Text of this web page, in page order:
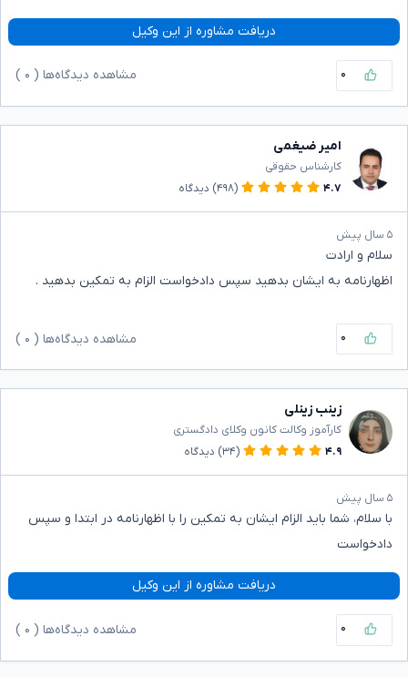
دریافت مشاوره از این وکیل
۰ مشاهده دیدگاه‌ها ( ۰
امیر ضیغمی
کارشناس حقوقی
۴.۷
(۴۹۸) دیدگاه
۵ سال پیش
سلام و ارادت
اظهارنامه به ایشان بدهید سپس دادخواست الزام به تمکین بدهید .
۰ مشاهده دیدگاه‌ها ( ۰
زینب زینلی
کارآموز وکالت کانون وکلای دادگستری
۴.۹
(۳۴) دیدگاه
۵ سال پیش
با سلام، شما باید الزام ایشان به تمکین را با اظهارنامه در ابتدا و سپس
دادخواست
دریافت مشاوره از این وکیل
۰ مشاهده دیدگاه‌ها ( ۰